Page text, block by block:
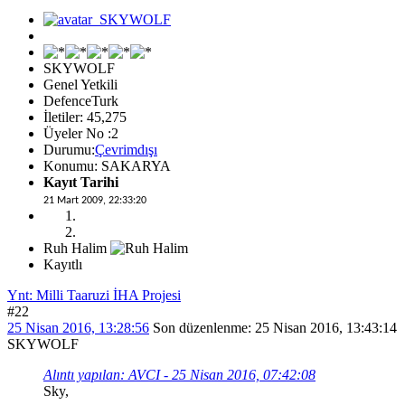
SKYWOLF
Genel Yetkili
DefenceTurk
İletiler: 45,275
Üyeler No :2
Durumu:Çevrimdışı
Konumu: SAKARYA
Kayıt Tarihi
21 Mart 2009, 22:33:20
Ruh Halim
Kayıtlı
Ynt: Milli Taaruzi İHA Projesi
#22
25 Nisan 2016, 13:28:56 Son düzenlenme: 25 Nisan 2016, 13:43:14
SKYWOLF
Alıntı yapılan: AVCI - 25 Nisan 2016, 07:42:08
Sky,